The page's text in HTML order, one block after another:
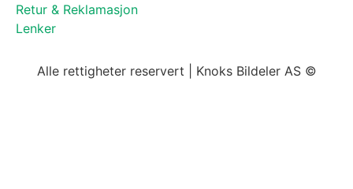
Retur & Reklamasjon
Lenker
Alle rettigheter reservert | Knoks Bildeler AS ©